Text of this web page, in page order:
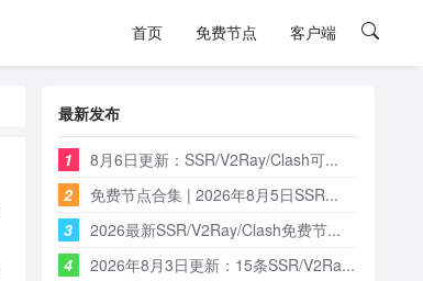
首页 免费节点 客户端
最新发布
1
8月6日更新：SSR/V2Ray/Clash可...
2
免费节点合集 | 2026年8月5日SSR...
3
2026最新SSR/V2Ray/Clash免费节...
4
2026年8月3日更新：15条SSR/V2Ra...